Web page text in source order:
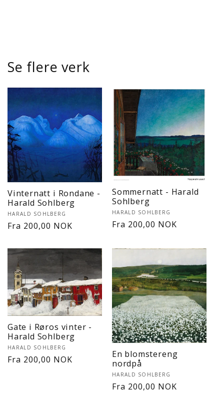
Se flere verk
Vinternatt i Rondane -
Harald Sohlberg
Selger:
HARALD SOHLBERG
Vanlig
Fra 200,00 NOK
Sommernatt - Harald
Sohlberg
Selger:
HARALD SOHLBERG
Vanlig
Fra 200,00 NOK
Gate i Røros vinter -
Harald Sohlberg
Selger:
HARALD SOHLBERG
Vanlig
Fra 200,00 NOK
En blomstereng
nordpå
Selger:
HARALD SOHLBERG
Vanlig
Fra 200,00 NOK